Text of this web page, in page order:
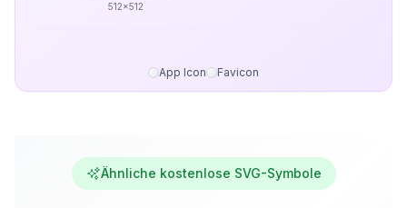
512x512
App Icon Favicon
Ähnliche kostenlose SVG-Symbole